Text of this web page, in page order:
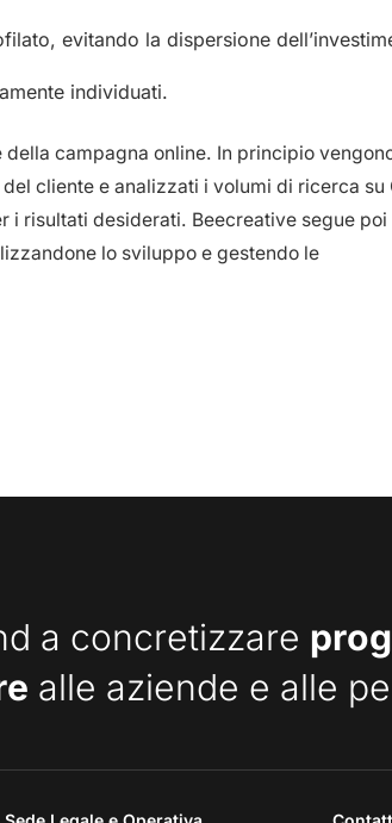
evitando la dispersione
individuati.
campagna online. In principio
cliente e analizzati i volumi di ricerca su
risultati desiderati. Beecreative segue poi
lo sviluppo e gestendo le
a concretizzare
alle aziende e alle